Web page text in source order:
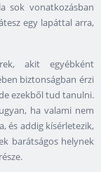
sok vonatkozásban
egy lapáttal arra,
akit egyébként
biztonságban érzi
ezekből tud tanulni.
ha valami nem
és addig kísérletezik,
barátságos helynek